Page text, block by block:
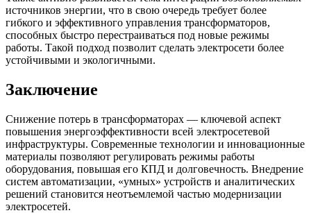
источников энергии, что в свою очередь требует более
гибкого и эффективного управления трансформаторов,
способных быстро перестраиваться под новые режимы
работы. Такой подход позволит сделать электросети более
устойчивыми и экологичными.
Заключение
Снижение потерь в трансформаторах — ключевой аспект
повышения энергоэффективности всей электросетевой
инфраструктуры. Современные технологии и инновационные
материалы позволяют регулировать режимы работы
оборудования, повышая его КПД и долговечность. Внедрение
систем автоматизации, «умных» устройств и аналитических
решений становится неотъемлемой частью модернизации
электросетей.